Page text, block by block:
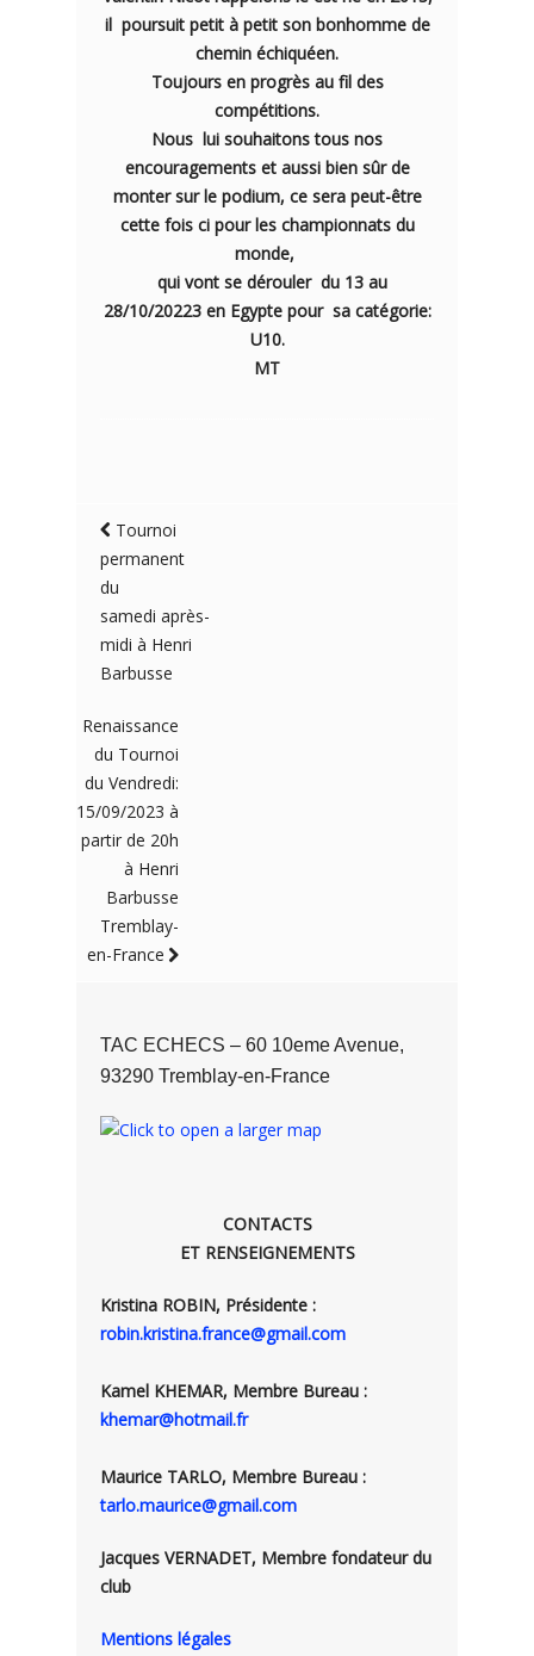
il poursuit petit à petit son bonhomme de
chemin échiquéen.
Toujours en progrès au fil des
compétitions.
Nous lui souhaitons tous nos
encouragements et aussi bien sûr de
monter sur le podium, ce sera peut-être
cette fois ci pour les championnats du
monde,
qui vont se dérouler du 13 au
28/10/20223 en Egypte pour sa catégorie:
U10.
MT
Tournoi
permanent
du
samedi après-
midi à Henri
Barbusse
Renaissance
du Tournoi
du Vendredi:
15/09/2023 à
partir de 20h
à Henri
Barbusse
Tremblay-
en-France
TAC ECHECS – 60 10eme Avenue,
93290 Tremblay-en-France
CONTACTS
ET RENSEIGNEMENTS
Kristina ROBIN, Présidente :
robin.kristina.france@gmail.com
Kamel KHEMAR, Membre Bureau :
khemar@hotmail.fr
Maurice TARLO, Membre Bureau :
tarlo.maurice@gmail.com
Jacques VERNADET, Membre fondateur du
club
Mentions légales